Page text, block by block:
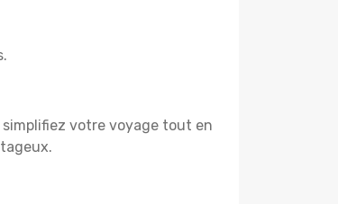
votre voyage tout en